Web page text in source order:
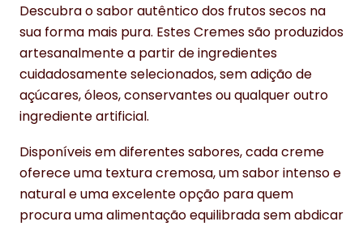
Descubra o sabor autêntico dos frutos secos na
sua forma mais pura. Estes Cremes são produzidos
artesanalmente a partir de ingredientes
cuidadosamente selecionados, sem adição de
açúcares, óleos, conservantes ou qualquer outro
ingrediente artificial.
Disponíveis em diferentes sabores, cada creme
oferece uma textura cremosa, um sabor intenso e
natural e uma excelente opção para quem
procura uma alimentação equilibrada sem abdicar